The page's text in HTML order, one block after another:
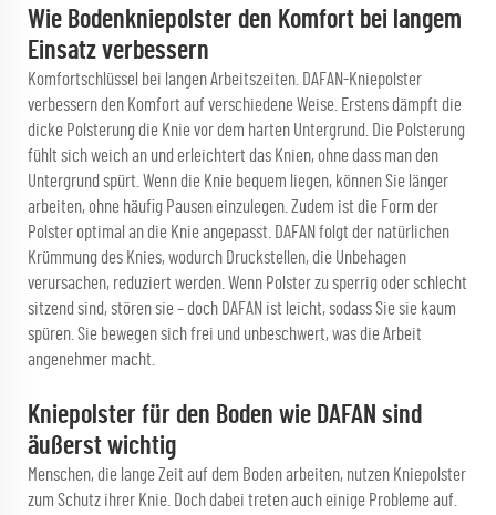
Wie Bodenkniepolster den Komfort bei langem
Einsatz verbessern
Komfortschlüssel bei langen Arbeitszeiten. DAFAN-Kniepolster
verbessern den Komfort auf verschiedene Weise. Erstens dämpft die
dicke Polsterung die Knie vor dem harten Untergrund. Die Polsterung
fühlt sich weich an und erleichtert das Knien, ohne dass man den
Untergrund spürt. Wenn die Knie bequem liegen, können Sie länger
arbeiten, ohne häufig Pausen einzulegen. Zudem ist die Form der
Polster optimal an die Knie angepasst. DAFAN folgt der natürlichen
Krümmung des Knies, wodurch Druckstellen, die Unbehagen
verursachen, reduziert werden. Wenn Polster zu sperrig oder schlecht
sitzend sind, stören sie – doch DAFAN ist leicht, sodass Sie sie kaum
spüren. Sie bewegen sich frei und unbeschwert, was die Arbeit
angenehmer macht.
Kniepolster für den Boden wie DAFAN sind
äußerst wichtig
Menschen, die lange Zeit auf dem Boden arbeiten, nutzen Kniepolster
zum Schutz ihrer Knie. Doch dabei treten auch einige Probleme auf.